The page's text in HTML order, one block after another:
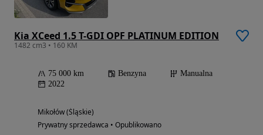
Kia XCeed 1.5 T-GDI OPF PLATINUM EDITION
1482 cm3 • 160 KM
75 000 km Benzyna
Manualna
2022
Mikołów (Śląskie)
Prywatny sprzedawca • Opublikowano